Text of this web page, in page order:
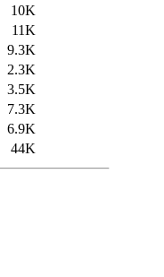
10K
11K
9.3K
2.3K
3.5K
7.3K
6.9K
44K